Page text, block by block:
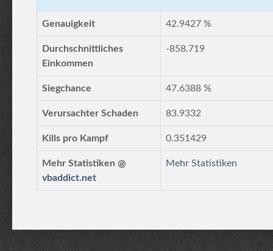
Genauigkeit 42.9427 %
Durchschnittliches
Einkommen
-858.719
Siegchance 47.6388 %
Verursachter Schaden 83.9332
Kills pro Kampf 0.351429
Mehr Statistiken @
vbaddict.net
Mehr Statistiken